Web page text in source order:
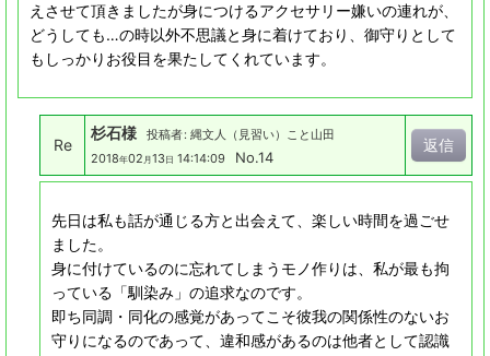
えさせて頂きましたが身につけるアクセサリー嫌いの連れが、
どうしても…の時以外不思議と身に着けており、御守りとして
もしっかりお役目を果たしてくれています。
Re
杉石様 投稿者: 縄文人（見習い）こと山田
2018年02 月13日 14:14:09 No.14
返信
先日は私も話が通じる方と出会えて、楽しい時間を過ごせ
ました。
身に付けているのに忘れてしまうモノ作りは、私が最も拘
っている「馴染み」の追求なのです。
即ち同調・同化の感覚があってこそ彼我の関係性のないお
守りになるのであって、違和感があるのは他者として認識